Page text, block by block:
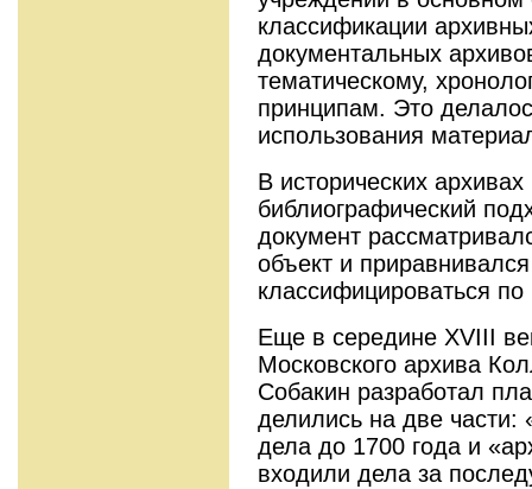
классификации
документальных
тематическому,
принципам. Это
использования
В исторических
библиографический
документ
объект и
классифицироваться
Еще в середине XVIII
Московского архива
Собакин разработал
делились на две
дела до 1700 года и
входили дела за